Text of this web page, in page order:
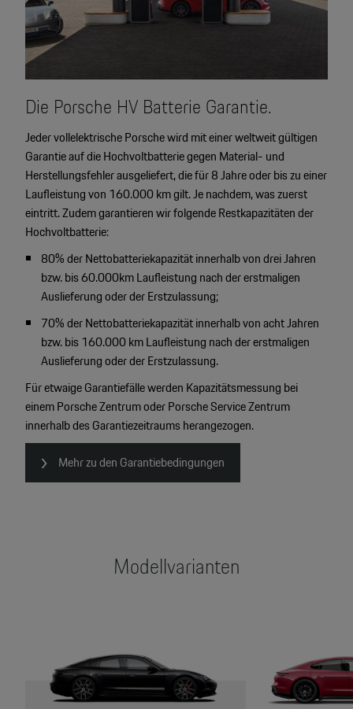
Die Porsche HV Batterie Garantie.
Jeder vollelektrische Porsche wird mit einer weltweit gültigen
Garantie auf die Hochvoltbatterie gegen Material- und
Herstellungsfehler ausgeliefert, die für 8 Jahre oder bis zu einer
Laufleistung von 160.000 km gilt. Je nachdem, was zuerst
eintritt. Zudem garantieren wir folgende Restkapazitäten der
Hochvoltbatterie:
80% der Nettobatteriekapazität innerhalb von drei Jahren
bzw. bis 60.000km Laufleistung nach der erstmaligen
Auslieferung oder der Erstzulassung;
70% der Nettobatteriekapazität innerhalb von acht Jahren
bzw. bis 160.000 km Laufleistung nach der erstmaligen
Auslieferung oder der Erstzulassung.
Für etwaige Garantiefälle werden Kapazitätsmessung bei
einem Porsche Zentrum oder Porsche Service Zentrum
innerhalb des Garantiezeitraums herangezogen.
Mehr zu den Garantiebedingungen
Modellvarianten